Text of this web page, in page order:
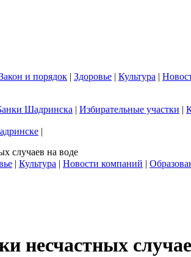
и порядок | Здоровье | Культура |
Шадринска | Избирательные участки |
|
случаев на воде
| Культура | Новости компаний |
несчастных